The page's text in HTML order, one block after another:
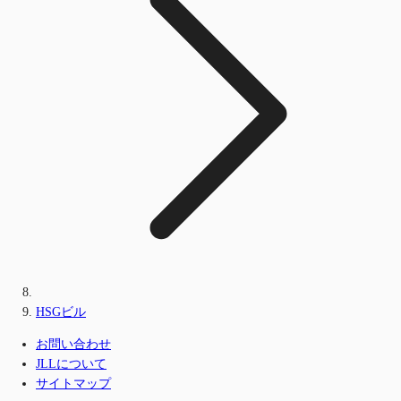
HSGビル
お問い合わせ
JLLについて
サイトマップ